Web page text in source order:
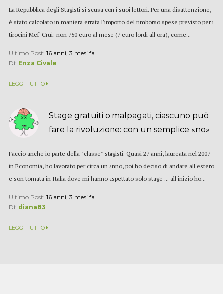
La Repubblica degli Stagisti si scusa con i suoi lettori. Per una disattenzione,
è stato calcolato in maniera errata l'importo del rimborso spese previsto per i
tirocini Mef-Crui: non 750 euro al mese (7 euro lordi all'ora), come...
Ultimo Post: 16 anni, 3 mesi fa
Di: Enza Civale
LEGGI TUTTO
Stage gratuiti o malpagati, ciascuno può
fare la rivoluzione: con un semplice «no»
Faccio anche io parte della "classe" stagisti. Quasi 27 anni, laureata nel 2007
in Economia, ho lavorato per circa un anno, poi ho deciso di andare all'estero
e son tornata in Italia dove mi hanno aspettato solo stage ... all'inizio ho...
Ultimo Post: 16 anni, 3 mesi fa
Di: diana83
LEGGI TUTTO